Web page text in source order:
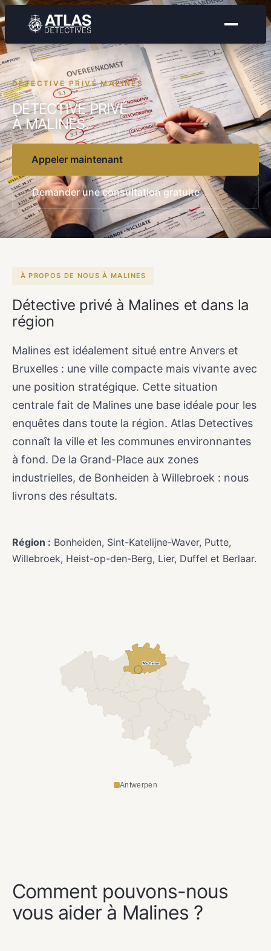
DÉTECTIVE PRIVÉ MALINES
DÉTECTIVE PRIVÉ
À MALINES.
Appeler maintenant
Demander une consultation gratuite
À PROPOS DE NOUS À MALINES
Détective privé à Malines et dans la
région
Malines est idéalement situé entre Anvers et
Bruxelles : une ville compacte mais vivante avec
une position stratégique. Cette situation
centrale fait de Malines une base idéale pour les
enquêtes dans toute la région. Atlas Detectives
connaît la ville et les communes environnantes
à fond. De la Grand-Place aux zones
industrielles, de Bonheiden à Willebroek : nous
livrons des résultats.
Région : Bonheiden, Sint-Katelijne-Waver, Putte,
Willebroek, Heist-op-den-Berg, Lier, Duffel et Berlaar.
Mechelen
Antwerpen
Comment pouvons-nous
vous aider à Malines ?